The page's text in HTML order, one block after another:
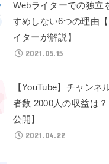
Webライターでの独立
すめしない6つの理由
イターが解説】
2021.05.15
【YouTube】チャンネ
者数 2000人の収益は
公開】
2021.04.22